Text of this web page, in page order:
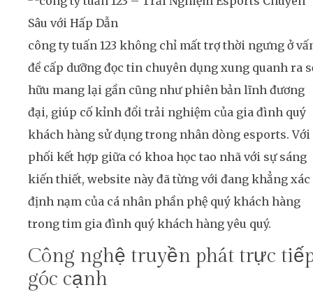
công ty tuấn 123 không chỉ mất trợ thời ngưng ở
đề cấp dưỡng đọc tin chuyên dụng xung quanh ra
hữu mang lại gần cũng như phiên bản lĩnh đương
đại, giúp cố kỉnh đổi trải nghiệm của gia đình quý
khách hàng sử dụng trong nhân dòng esports. Với
phối kết hợp giữa có khoa học tao nhã với sự sáng
kiến thiết, website này đã từng với đang khẳng xác
định nạm của cá nhân phần phệ quý khách hàng
trong tim gia đình quý khách hàng yêu quý.
Công nghệ truyền phát trực
góc cạnh